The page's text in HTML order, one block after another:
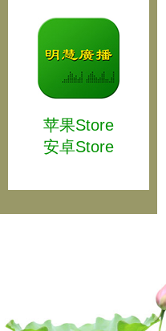
苹果Store
安卓Store